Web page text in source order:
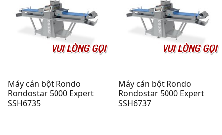
VUI LÒNG GỌI
Máy cán bột Rondo
Rondostar 5000 Expert
SSH6735
VUI LÒNG GỌI
Máy cán bột Rondo
Rondostar 5000 Expert
SSH6737